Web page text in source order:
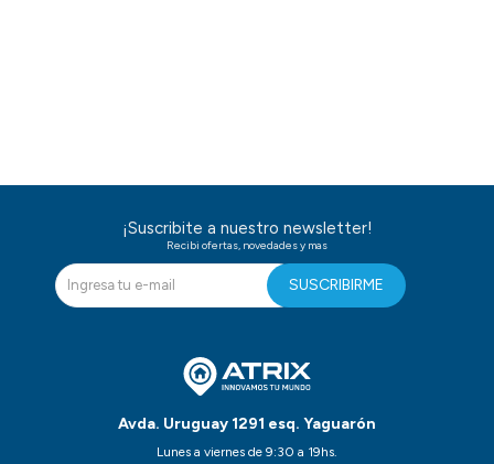
Avda. Uruguay 1291 esq. Yaguarón
Lunes a viernes de 9:30 a 19hs.
¡Suscribite a nuestro newsletter!
Recibi ofertas, novedades y mas
SUSCRIBIRME